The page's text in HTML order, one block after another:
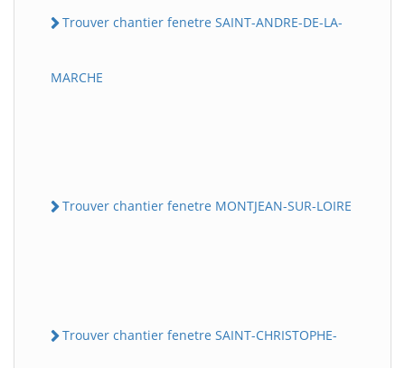
Trouver chantier fenetre SAINT-ANDRE-DE-LA-
MARCHE
Trouver chantier fenetre MONTJEAN-SUR-LOIRE
Trouver chantier fenetre SAINT-CHRISTOPHE-